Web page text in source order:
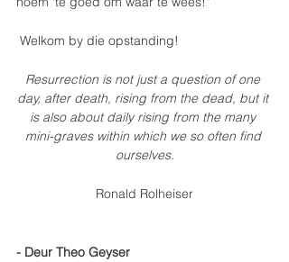
Welkom by die opstanding!
Resurrection is not just a question of one
day, after death, rising from the dead, but it
is also about daily rising from the many
mini-graves within which we so often find
ourselves.
Ronald Rolheiser
- Deur Theo Geyser